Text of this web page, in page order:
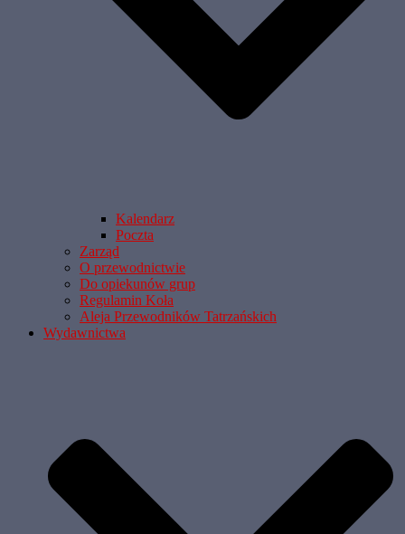
Kalendarz
Poczta
Zarząd
O przewodnictwie
Do opiekunów grup
Regulamin Koła
Aleja Przewodników Tatrzańskich
Wydawnictwa